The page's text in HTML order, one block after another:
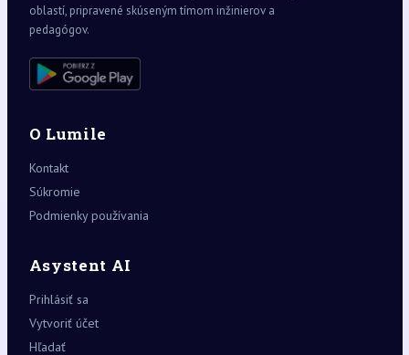
oblastí, pripravené skúseným tímom inžinierov a
pedagógov.
O Lumile
Kontakt
Súkromie
Podmienky používania
Asystent AI
Prihlásiť sa
Vytvoriť účet
Hľadať